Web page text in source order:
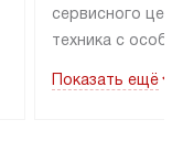
сервисного
техника с
коммуникациям.
Показать ещё